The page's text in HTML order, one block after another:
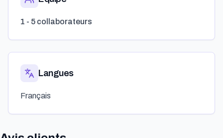
1 - 5 collaborateurs
Langues
Français